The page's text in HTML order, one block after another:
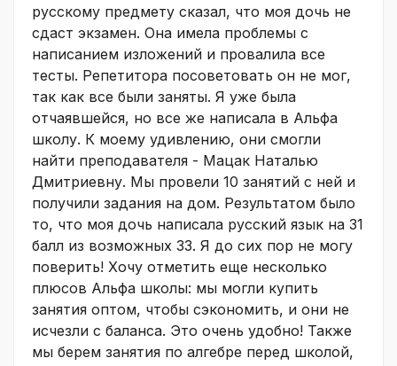
русскому предмету сказал, что моя дочь не
сдаст экзамен. Она имела проблемы с
написанием изложений и провалила все
тесты. Репетитора посоветовать он не мог,
так как все были заняты. Я уже была
отчаявшейся, но все же написала в Альфа
школу. К моему удивлению, они смогли
найти преподавателя - Мацак Наталью
Дмитриевну. Мы провели 10 занятий с ней и
получили задания на дом. Результатом было
то, что моя дочь написала русский язык на 31
балл из возможных 33. Я до сих пор не могу
поверить! Хочу отметить еще несколько
плюсов Альфа школы: мы могли купить
занятия оптом, чтобы сэкономить, и они не
исчезли с баланса. Это очень удобно! Также
мы берем занятия по алгебре перед школой,